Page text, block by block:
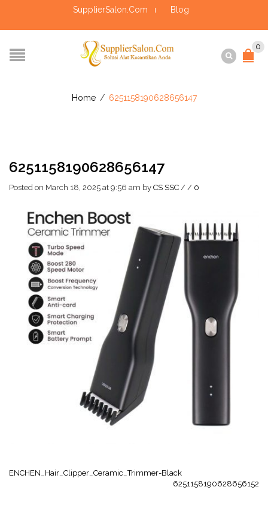
SupplierSalon.Com Blog
0
Home / 6251158190628656147
6251158190628656147
Posted on March 18, 2025 at 9:56 am by CS SSC / / 0
ENCHEN_Hair_Clipper_Ceramic_Trimmer-Black
6251158190628656152